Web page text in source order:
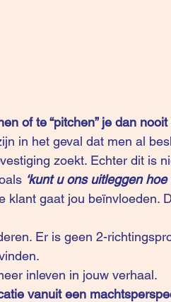
of te “pitchen” je dan
in het geval dat men al
zoekt. Echter dit is
‘kunt u ons uitleggen
gaat jou beïnvloeden.
inleven in jouw verhaal.
vanuit een